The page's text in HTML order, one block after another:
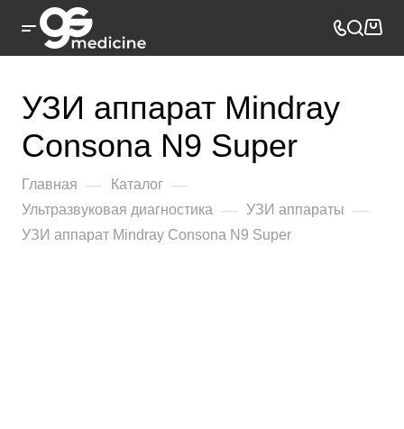
УЗИ аппарат Mindray
Consona N9 Super
Главная — Каталог —
Ультразвуковая диагностика — УЗИ аппараты —
УЗИ аппарат Mindray Consona N9 Super